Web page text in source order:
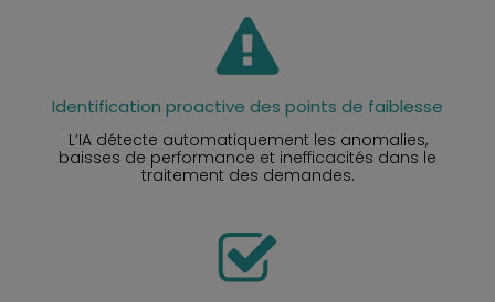
Identification proactive des points de faiblesse
L’IA détecte automatiquement les anomalies,
baisses de performance et inefficacités dans le
traitement des demandes.